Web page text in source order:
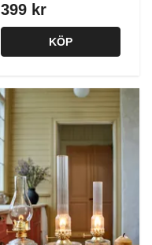
399 kr
KÖP